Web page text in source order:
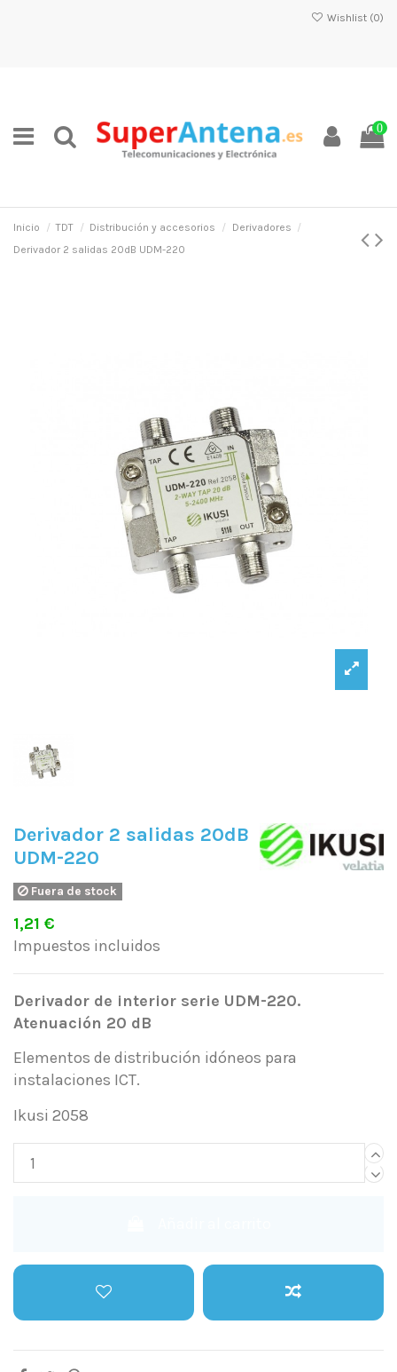
Wishlist (0)
0
Inicio TDT Distribución y accesorios
Derivadores
Derivador 2 salidas 20dB UDM-220
Derivador 2 salidas 20dB
UDM-220
Fuera de stock
1,21 €
Impuestos incluidos
Derivador de interior serie UDM-220.
Atenuación 20 dB
Elementos de distribución idóneos para
instalaciones ICT.
Ikusi 2058